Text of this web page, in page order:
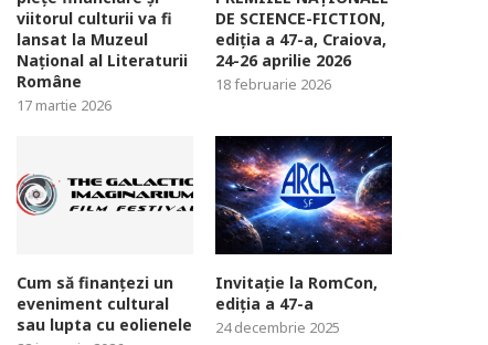
viitorul culturii va fi
lansat la Muzeul
Național al Literaturii
Române
17 martie 2026
DE SCIENCE-FICTION,
ediția a 47-a, Craiova,
24-26 aprilie 2026
18 februarie 2026
Cum să finanțezi un
eveniment cultural
sau lupta cu eolienele
Invitație la RomCon,
ediția a 47-a
24 decembrie 2025